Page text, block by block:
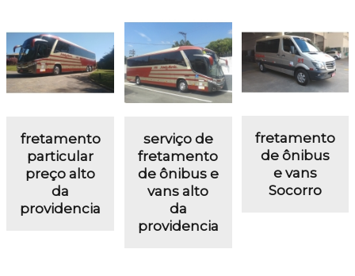
fretamento
particular
preço alto
da
providencia
serviço de
fretamento
de ônibus e
vans alto
da
providencia
fretamento
de ônibus
e vans
Socorro